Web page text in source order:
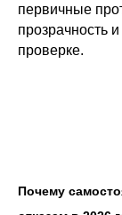
первичные
прозрачность
проверке.
Почему